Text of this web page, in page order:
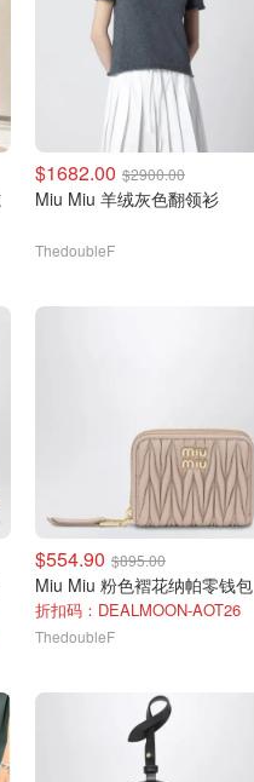
$1682.00 $2900.00
Miu Miu 羊绒灰色翻领衫
ThedoubleF
$554.90 $895.00
Miu Miu 粉色褶花纳帕零钱包
折扣码：DEALMOON-AOT26
ThedoubleF